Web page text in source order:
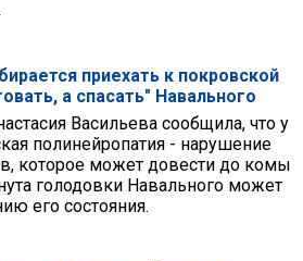
приехать к покровской
а спасать" Навального
Васильева сообщила, что у
полинейропатия - нарушение
которое может довести до комы
голодовки Навального может
его состояния.